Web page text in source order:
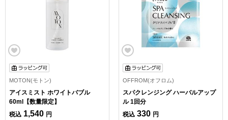
MOTON(モトン)
アイスミスト ホワイトバブル
60ml【数量限定】
税込 1,540 円
OFFROM(オフロム)
スパクレンジング ハーバルアップ
ル 1回分
税込 330 円